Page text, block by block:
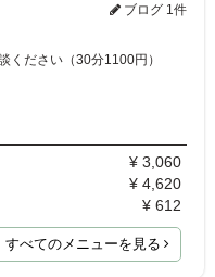
ブログ 1件
ください（30分1100円）
¥ 3,060
¥ 4,620
¥ 612
すべてのメニューを見る